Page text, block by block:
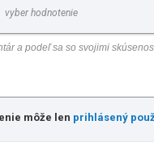
vyber hodnotenie
môže len prihlásený